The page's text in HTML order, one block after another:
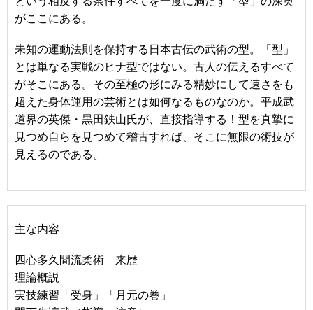
がここにある。
未知の運動法則を保持する日本古伝の武術の型。「型」
とは単なる実戦のヒナ型ではない。古人の伝えるすべて
がそこにある。その至極の形にみる精妙にして速さをも
超えた身体運用の芸術とは如何なるものなのか。平成武
道界の英傑・黒田鉄山氏が、直接指導する！型を真摯に
見つめ自らを見つめて稽古すれば、そこに無限の術技が
見えるのである。
主な内容
四心多久間流柔術 来歴
理論概説
実技練習「受身」「月元の巻」